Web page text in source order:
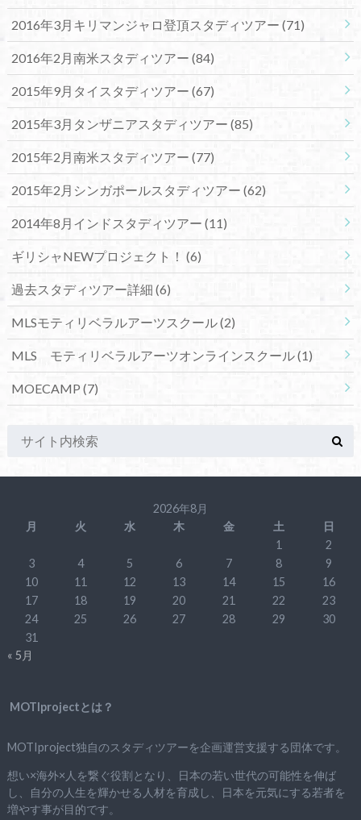
2016年3月キリマンジャロ登頂スタディツアー (71)
2016年2月南米スタディツアー (84)
2015年9月タイスタディツアー (67)
2015年3月タンザニアスタディツアー (85)
2015年2月南米スタディツアー (77)
2015年2月シンガポールスタディツアー (62)
2014年8月インドスタディツアー (11)
ギリシャNEWプロジェクト！ (6)
過去スタディツアー詳細 (6)
MLSモティリベラルアーツスクール(2)
MLS モティリベラルアーツオンラインスクール(1)
MOECAMP (7)
2026年8月
月
火 水 木 金 土
日
1
2
3
4 5 6 7 8
9
10
11 12 13 14 15
16
17
18 19 20 21 22
23
24
25 26 27 28 29
30
31
« 5月
MOTIprojectとは？
MOTIproject独自のスタディツアーを企画運営支援する団体です。
想い×海外×人を繋ぐ役割となり、日本の若い世代の可能性を伸ば
し、自分の人生を輝かせる人材を育成し、日本を元気にする若者を
増やす事が目的です。